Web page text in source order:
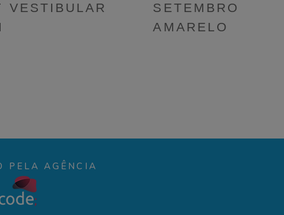
VESTIBULAR
SETEMBRO
AMARELO
PELA AGÊNCIA